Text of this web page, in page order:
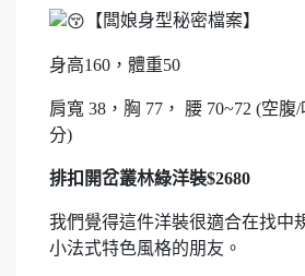
【闆娘身型秘密檔案】
身高160，體重50
肩寬 38，胸 77， 腰 70~72 (空腹
分)
排扣開岔叢林綠洋裝$2680
我們覺得這件洋裝很適合在找中
小法式特色風格的朋友。